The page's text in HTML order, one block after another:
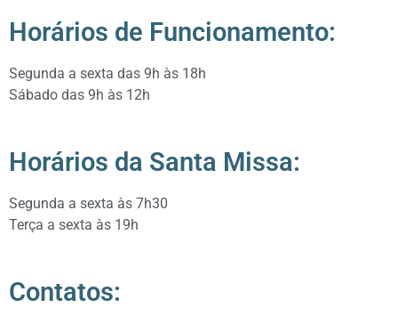
Horários de Funcionamento:
Segunda a sexta das 9h às 18h
Sábado das 9h às 12h
Horários da Santa Missa:
Segunda a sexta às 7h30
Terça a sexta às 19h
Contatos: